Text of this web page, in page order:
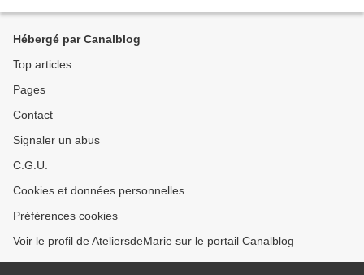
Hébergé par Canalblog
Top articles
Pages
Contact
Signaler un abus
C.G.U.
Cookies et données personnelles
Préférences cookies
Voir le profil de AteliersdeMarie sur le portail Canalblog